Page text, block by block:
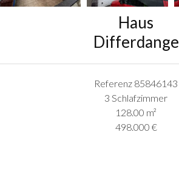
Haus
Differdange
Referenz 85846143
3 Schlafzimmer
128.00 m²
498.000 €